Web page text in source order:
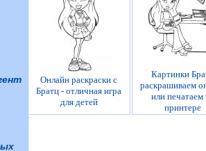
Онлайн раскраски с
Братц - отличная игра
для детей
Картинки
раскрашиваем
или печатаем
принтере